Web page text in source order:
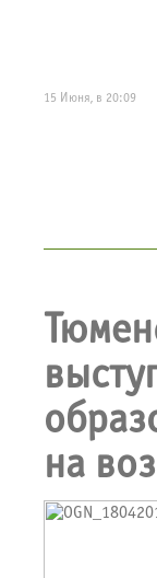
15 Июня, в 20:09
на